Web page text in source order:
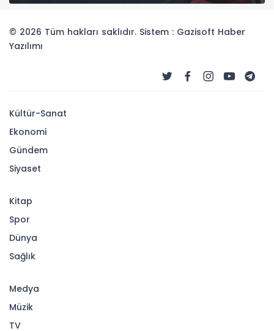
© 2026 Tüm hakları saklıdır. Sistem : Gazisoft Haber
Yazılımı
Kültür-Sanat
Ekonomi
Gündem
Siyaset
Kitap
Spor
Dünya
Sağlık
Medya
Müzik
TV